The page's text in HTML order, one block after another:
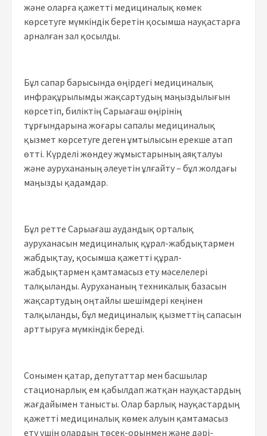
және оларға қажетті медициналық көмек
көрсетуге мүмкіндік беретін қосымша науқастарға
арналған зал қосылды.
Бұл сапар барысында өңірдегі медициналық
инфрақұрылымды жақсартудың маңыздылығын
көрсетіп, биліктің Сарыағаш өңірінің
тұрғындарына жоғары сапалы медициналық
қызмет көрсетуге деген ұмтылысын ерекше атап
өтті. Күрделі жөндеу жұмыстарының аяқталуы
және аурухананың әлеуетін ұлғайту – бұл жолдағы
маңызды қадамдар.
Бұл ретте Сарыағаш аудандық орталық
ауруханасын медициналық құрал-жабдықтармен
жабдықтау, қосымша қажетті құрал-
жабдықтармен қамтамасыз ету мәселелері
талқыланды. Аурухананың техникалық базасын
жақсартудың оңтайлы шешімдері кеңінен
талқыланды, бұл медициналық қызметтің сапасын
арттыруға мүмкіндік береді.
Сонымен қатар, депутаттар мен басшылар
стационарлық ем қабылдап жатқан науқастардың
жағдайымен танысты. Олар барлық науқастардың
қажетті медициналық көмек алуын қамтамасыз
ету үшін олардың төсек-орынмен және дәрі-